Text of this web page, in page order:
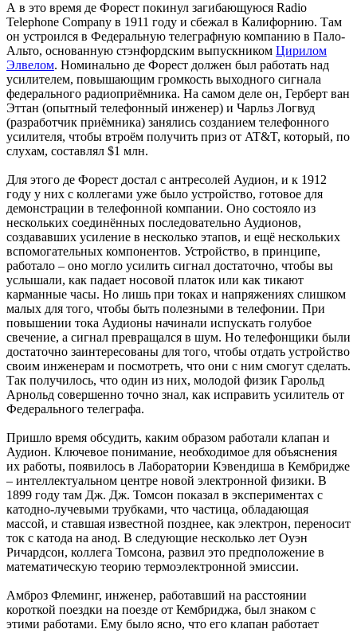
А в это время де Форест покинул загибающуюся Radio
Telephone Company в 1911 году и сбежал в Калифорнию. Там
он устроился в Федеральную телеграфную компанию в Пало-
Альто, основанную стэнфордским выпускником Цирилом
Элвелом. Номинально де Форест должен был работать над
усилителем, повышающим громкость выходного сигнала
федерального радиоприёмника. На самом деле он, Герберт ван
Эттан (опытный телефонный инженер) и Чарльз Логвуд
(разработчик приёмника) занялись созданием телефонного
усилителя, чтобы втроём получить приз от AT&T, который, по
слухам, составлял $1 млн.
Для этого де Форест достал с антресолей Аудион, и к 1912
году у них с коллегами уже было устройство, готовое для
демонстрации в телефонной компании. Оно состояло из
нескольких соединённых последовательно Аудионов,
создававших усиление в несколько этапов, и ещё нескольких
вспомогательных компонентов. Устройство, в принципе,
работало – оно могло усилить сигнал достаточно, чтобы вы
услышали, как падает носовой платок или как тикают
карманные часы. Но лишь при токах и напряжениях слишком
малых для того, чтобы быть полезными в телефонии. При
повышении тока Аудионы начинали испускать голубое
свечение, а сигнал превращался в шум. Но телефонщики были
достаточно заинтересованы для того, чтобы отдать устройство
своим инженерам и посмотреть, что они с ним смогут сделать.
Так получилось, что один из них, молодой физик Гарольд
Арнольд совершенно точно знал, как исправить усилитель от
Федерального телеграфа.
Пришло время обсудить, каким образом работали клапан и
Аудион. Ключевое понимание, необходимое для объяснения
их работы, появилось в Лаборатории Кэвендиша в Кембридже
– интеллектуальном центре новой электронной физики. В
1899 году там Дж. Дж. Томсон показал в экспериментах с
катодно-лучевыми трубками, что частица, обладающая
массой, и ставшая известной позднее, как электрон, переносит
ток с катода на анод. В следующие несколько лет Оуэн
Ричардсон, коллега Томсона, развил это предположение в
математическую теорию термоэлектронной эмиссии.
Амброз Флеминг, инженер, работавший на расстоянии
короткой поездки на поезде от Кембриджа, был знаком с
этими работами. Ему было ясно, что его клапан работает